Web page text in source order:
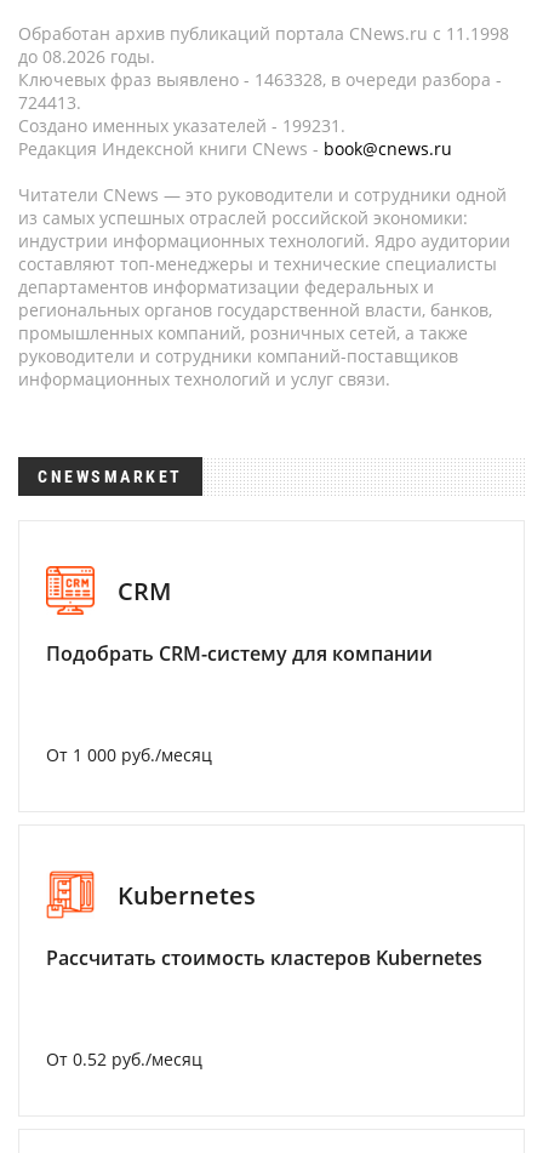
Обработан архив публикаций портала CNews.ru c 11.1998
до 08.2026 годы.
Ключевых фраз выявлено - 1463328, в очереди разбора -
724413.
Создано именных указателей - 199231.
Редакция Индексной книги CNews - book@cnews.ru
Читатели CNews — это руководители и сотрудники одной
из самых успешных отраслей российской экономики:
индустрии информационных технологий. Ядро аудитории
составляют топ-менеджеры и технические специалисты
департаментов информатизации федеральных и
региональных органов государственной власти, банков,
промышленных компаний, розничных сетей, а также
руководители и сотрудники компаний-поставщиков
информационных технологий и услуг связи.
CNEWSMARKET
CRM
Подобрать CRM-систему для компании
От 1 000 руб./месяц
Kubernetes
Рассчитать стоимость кластеров Kubernetes
От 0.52 руб./месяц